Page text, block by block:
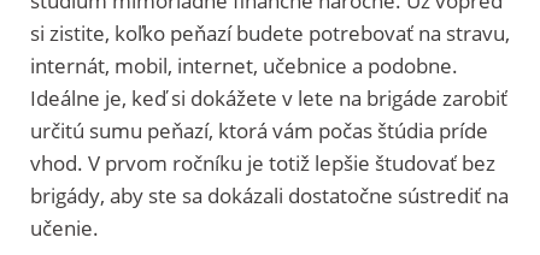
si zistite, koľko peňazí budete potrebovať na stravu,
internát, mobil, internet, učebnice a podobne.
Ideálne je, keď si dokážete v lete na brigáde zarobiť
určitú sumu peňazí, ktorá vám počas štúdia príde
vhod. V prvom ročníku je totiž lepšie študovať bez
brigády, aby ste sa dokázali dostatočne sústrediť na
učenie.